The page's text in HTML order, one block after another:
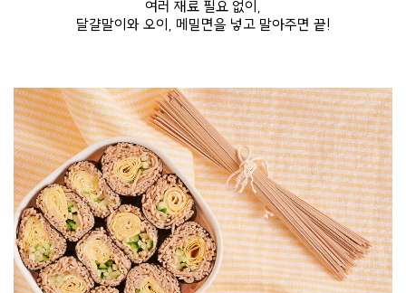
여러 재료 필요 없이,
달걀말이와 오이, 메밀면을 넣고 말아주면 끝!